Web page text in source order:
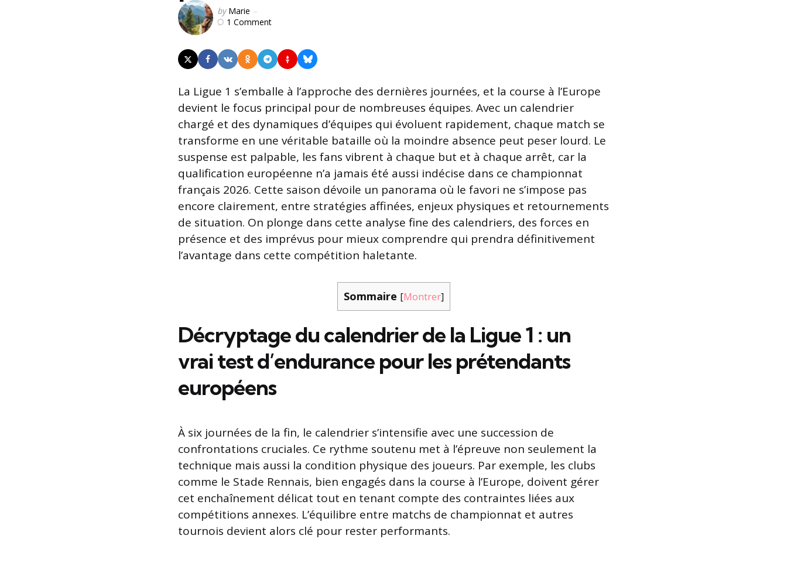
Posted
by
by Marie
1 Comment
La Ligue 1 s’emballe à l’approche des dernières journées, et la course à l’Europe
devient le focus principal pour de nombreuses équipes. Avec un calendrier
chargé et des dynamiques d’équipes qui évoluent rapidement, chaque match se
transforme en une véritable bataille où la moindre absence peut peser lourd. Le
suspense est palpable, les fans vibrent à chaque but et à chaque arrêt, car la
qualification européenne n’a jamais été aussi indécise dans ce championnat
français 2026. Cette saison dévoile un panorama où le favori ne s’impose pas
encore clairement, entre stratégies affinées, enjeux physiques et retournements
de situation. On plonge dans cette analyse fine des calendriers, des forces en
présence et des imprévus pour mieux comprendre qui prendra définitivement
l’avantage dans cette compétition haletante.
Sommaire [Montrer]
Décryptage du calendrier de la Ligue 1 : un
vrai test d’endurance pour les prétendants
européens
À six journées de la fin, le calendrier s’intensifie avec une succession de
confrontations cruciales. Ce rythme soutenu met à l’épreuve non seulement la
technique mais aussi la condition physique des joueurs. Par exemple, les clubs
comme le Stade Rennais, bien engagés dans la course à l’Europe, doivent gérer
cet enchaînement délicat tout en tenant compte des contraintes liées aux
compétitions annexes. L’équilibre entre matchs de championnat et autres
tournois devient alors clé pour rester performants.